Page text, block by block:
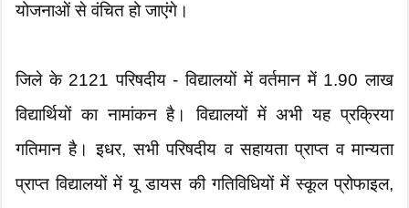
योजनाओं से वंचित हो जाएंगे।
जिले के 2121 परिषदीय - विद्यालयों में वर्तमान में 1.90 लाख
विद्यार्थियों का नामांकन है। विद्यालयों में अभी यह प्रक्रिया
गतिमान है। इधर, सभी परिषदीय व सहायता प्राप्त व मान्यता
प्राप्त विद्यालयों में यू डायस की गतिविधियों में स्कूल प्रोफाइल,